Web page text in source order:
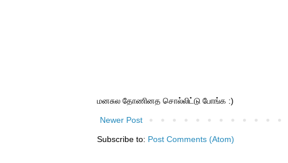
மனசுல தோணினத சொல்லிட்டு போங்க :)
Newer Post
Subscribe to: Post Comments (Atom)